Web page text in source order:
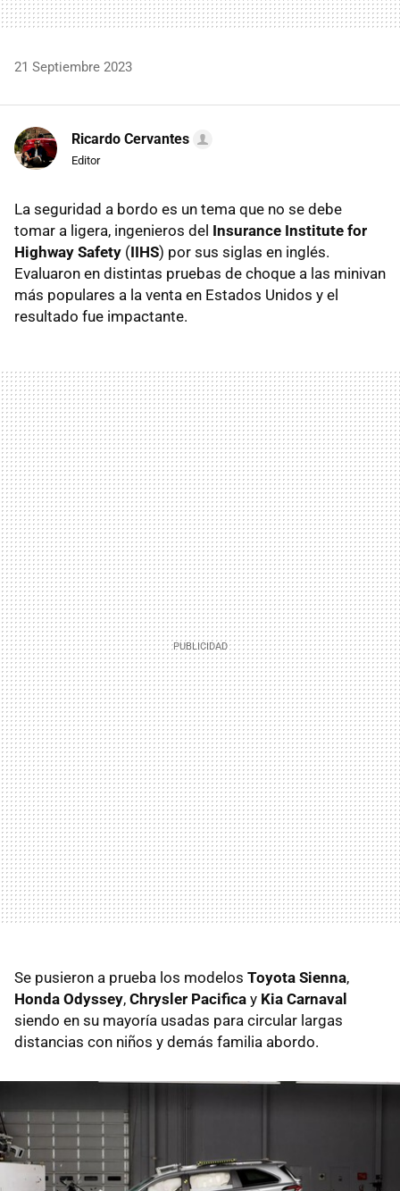
21 Septiembre 2023
Ricardo Cervantes
Editor
La seguridad a bordo es un tema que no se debe
tomar a ligera, ingenieros del Insurance Institute for
Highway Safety (IIHS) por sus siglas en inglés.
Evaluaron en distintas pruebas de choque a las minivan
más populares a la venta en Estados Unidos y el
resultado fue impactante.
Se pusieron a prueba los modelos Toyota Sienna,
Honda Odyssey, Chrysler Pacifica y Kia Carnaval
siendo en su mayoría usadas para circular largas
distancias con niños y demás familia abordo.